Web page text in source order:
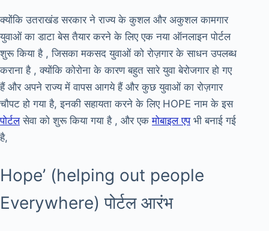
क्योंकि उतराखंड सरकार ने राज्य के कुशल और अकुशल कामगार
युवाओं का डाटा बेस तैयार करने के लिए एक नया ऑनलाइन पोर्टल
शुरू किया है , जिसका मकसद युवाओं को रोज़गार के साधन उपलब्ध
कराना है , क्योंकि कोरोना के कारण बहुत सारे युवा बेरोजगार हो गए
हैं और अपने राज्य में वापस आगये हैं और कुछ युवाओं का रोज़गार
चौपट हो गया है, इनकी सहायता करने के लिए HOPE नाम के इस
पोर्टलसेवा को शुरू किया गया है , और एकमोबाइल एपभी बनाई गई
है,
Hope’ (helping out people
Everywhere) पोर्टल आरंभ